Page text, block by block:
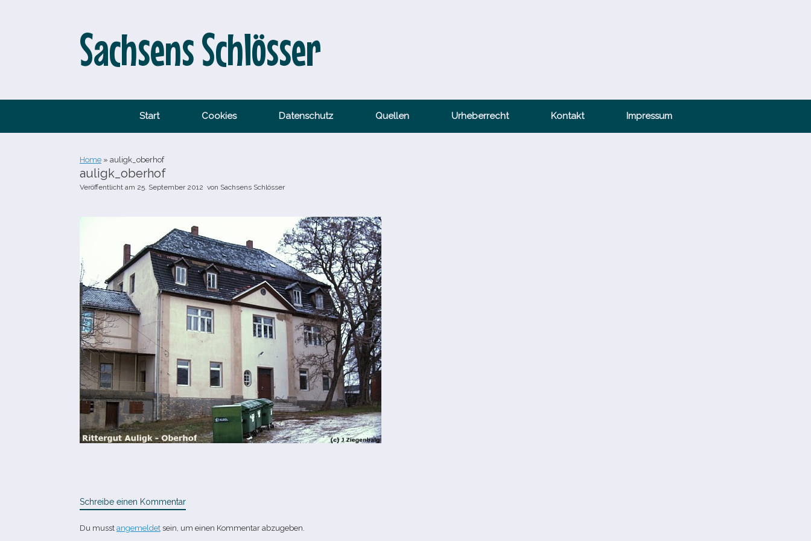
Sachsens Schlösser
Start Cookies Datenschutz Quellen Urheberrecht Kontakt Impressum
Home » auligk_​oberhof
auligk_​oberhof
Veröffentlicht am 25. September 2012 von Sachsens Schlösser
Schreibe einen Kommentar
Du musst angemeldet sein, um einen Kommentar abzugeben.